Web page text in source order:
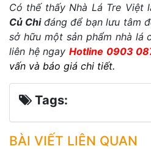
Có thế thấy Nhà Lá Tre Việt
Củ Chi đáng để bạn lưu tâm
sở hữu một sản phẩm nhà
liên hệ ngay Hotline 0903
vấn và báo giá chi tiết.
Tags:
BÀI VIẾT LIÊN QUAN